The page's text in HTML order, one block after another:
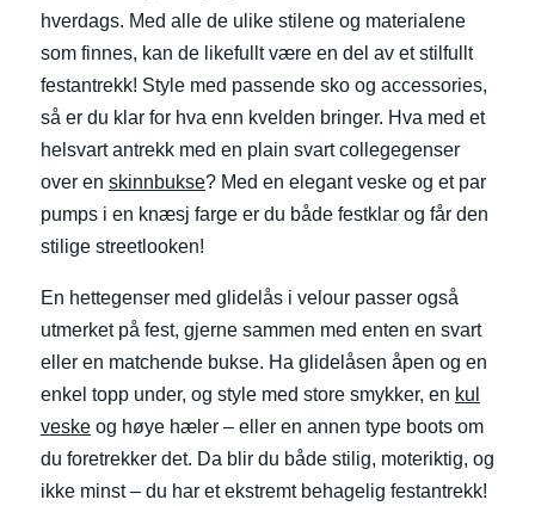
hverdags. Med alle de ulike stilene og materialene
som finnes, kan de likefullt være en del av et stilfullt
festantrekk! Style med passende sko og accessories,
så er du klar for hva enn kvelden bringer. Hva med et
helsvart antrekk med en plain svart collegegenser
over en skinnbukse? Med en elegant veske og et par
pumps i en knæsj farge er du både festklar og får den
stilige streetlooken!
En hettegenser med glidelås i velour passer også
utmerket på fest, gjerne sammen med enten en svart
eller en matchende bukse. Ha glidelåsen åpen og en
enkel topp under, og style med store smykker, en kul
veske og høye hæler – eller en annen type boots om
du foretrekker det. Da blir du både stilig, moteriktig, og
ikke minst – du har et ekstremt behagelig festantrekk!